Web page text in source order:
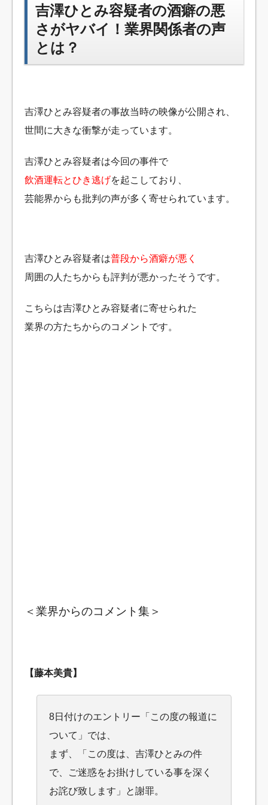
吉澤ひとみ容疑者の酒癖の悪
さがヤバイ！業界関係者の声
とは？
吉澤ひとみ容疑者の事故当時の映像が公開され、
世間に大きな衝撃が走っています。
吉澤ひとみ容疑者は今回の事件で
飲酒運転とひき逃げを起こしており、
芸能界からも批判の声が多く寄せられています。
吉澤ひとみ容疑者は普段から酒癖が悪く
周囲の人たちからも評判が悪かったそうです。
こちらは吉澤ひとみ容疑者に寄せられた
業界の方たちからのコメントです。
＜業界からのコメント集＞
【藤本美貴】
8日付けのエントリー「この度の報道に
ついて」では、
まず、「この度は、吉澤ひとみの件
で、ご迷惑をお掛けしている事を深く
お詫び致します」と謝罪。